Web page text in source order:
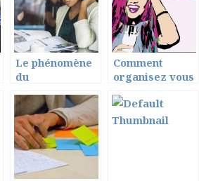
Le phénomène
du
de la peau
noire
Comment
organisez vous
d’année ?